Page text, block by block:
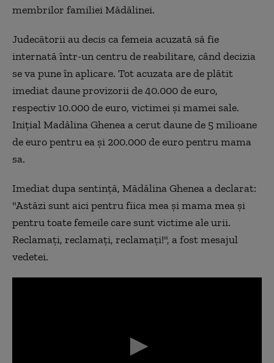
membrilor familiei Mădălinei.
Judecătorii au decis ca femeia acuzată să fie
internată într-un centru de reabilitare, când decizia
se va pune în aplicare. Tot acuzata are de plătit
imediat daune provizorii de 40.000 de euro,
respectiv 10.000 de euro, victimei și mamei sale.
Inițial Madălina Ghenea a cerut daune de 5 milioane
de euro pentru ea și 200.000 de euro pentru mama
sa.
Imediat dupa sentință, Mădălina Ghenea a declarat:
"Astăzi sunt aici pentru fiica mea și mama mea și
pentru toate femeile care sunt victime ale urii.
Reclamaţi, reclamaţi, reclamaţi!", a fost mesajul
vedetei.